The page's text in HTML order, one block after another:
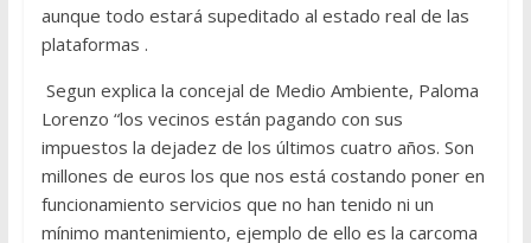
aunque todo estará supeditado al estado real de las
plataformas .
Segun explica la concejal de Medio Ambiente, Paloma
Lorenzo “los vecinos están pagando con sus
impuestos la dejadez de los últimos cuatro años. Son
millones de euros los que nos está costando poner en
funcionamiento servicios que no han tenido ni un
mínimo mantenimiento, ejemplo de ello es la carcoma